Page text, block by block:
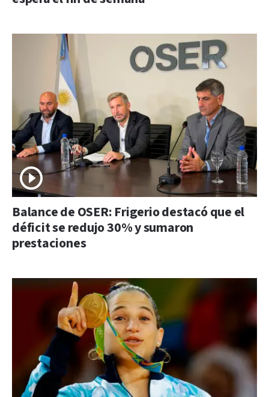
Balance de OSER: Frigerio destacó que el
déficit se redujo 30% y sumaron
prestaciones